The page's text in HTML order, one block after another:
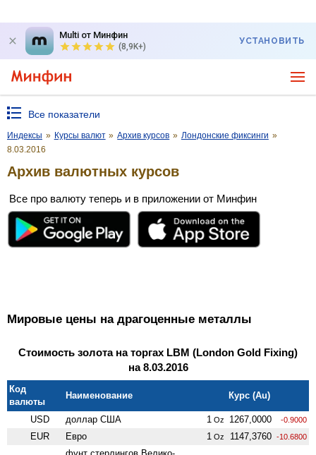
Multi от Минфин
(8,9K+)
УСТАНОВИТЬ
Все показатели
Индексы » Курсы валют » Архив курсов » Лондонские фиксинги »
8.03.2016
Архив валютных курсов
Все про валюту теперь и в приложении от Минфин
Мировые цены на драгоценные металлы
Стоимость золота на торгах LBM (London Gold Fixing)
на 8.03.2016
Код
валюты
Наименование Курс (Au)
USD доллар США 1 Oz 1267,0000 -0.9000
EUR Евро 1 Oz 1147,3760 -10.6800